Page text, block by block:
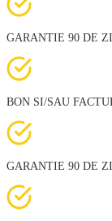
GARANTIE 90 DE
BON SI/SAU
GARANTIE 90 DE